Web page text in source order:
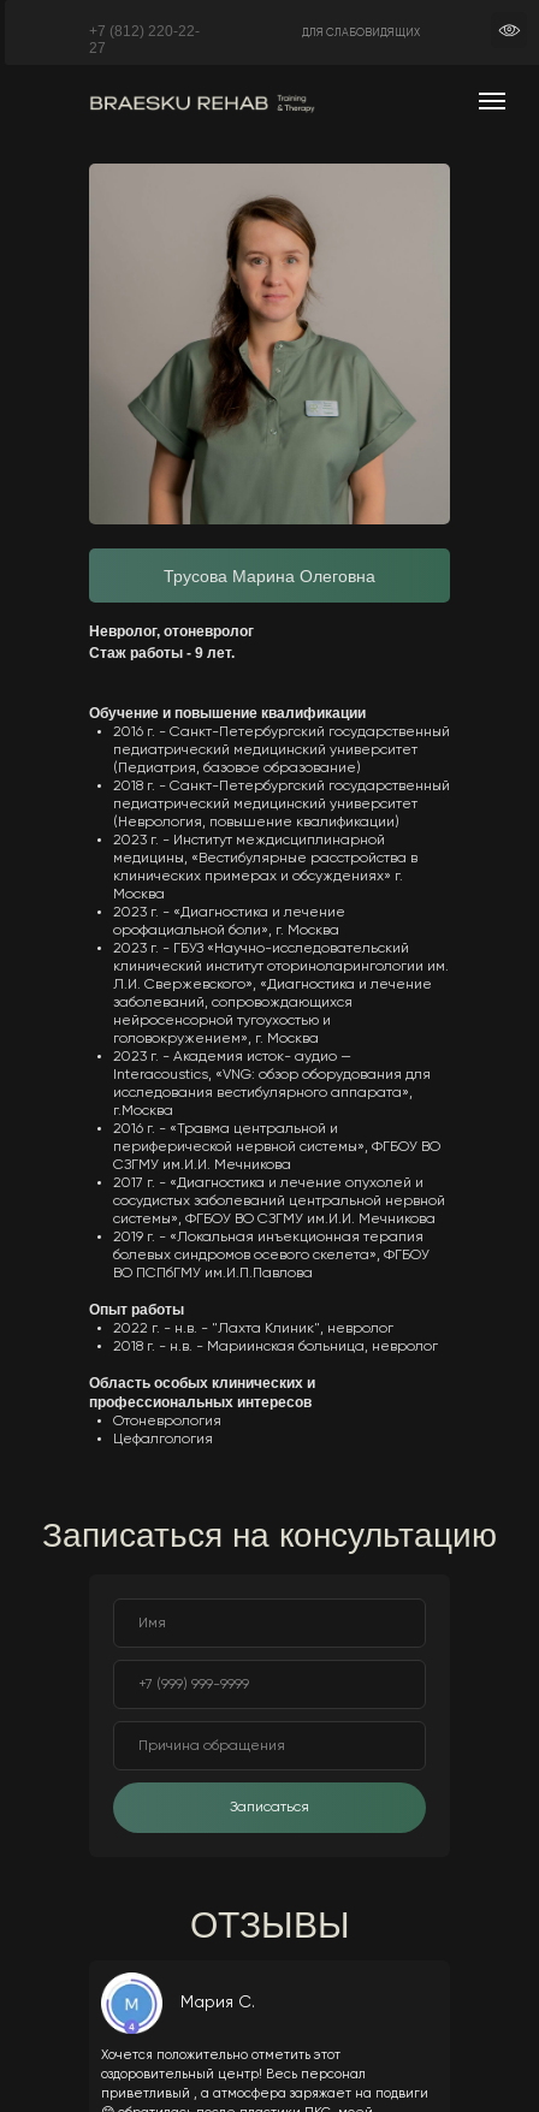
ДЛЯ СЛАБОВИДЯЩИХ
+7 (812) 220-22-
27
Обучение и повышение квалификации
2016 г. - Санкт-Петербургский государственный
педиатрический медицинский университет
(Педиатрия, базовое образование)
2018 г. - Санкт-Петербургский государственный
педиатрический медицинский университет
(Неврология, повышение квалификации)
2023 г. - Институт междисциплинарной
медицины, «Вестибулярные расстройства в
клинических примерах и обсуждениях» г.
Москва
2023 г. - «Диагностика и лечение
орофациальной боли», г. Москва
2023 г. - ГБУЗ «Научно-исследовательский
клинический институт оториноларингологии им.
Л.И. Свержевского», «Диагностика и лечение
заболеваний, сопровождающихся
нейросенсорной тугоухостью и
головокружением», г. Москва
2023 г. - Академия исток- аудио —
Interacoustics, «VNG: обзор оборудования для
исследования вестибулярного аппарата»,
г.Москва
2016 г. - «Травма центральной и
периферической нервной системы», ФГБОУ ВО
СЗГМУ им.И.И. Мечникова
2017 г. - «Диагностика и лечение опухолей и
сосудистых заболеваний центральной нервной
системы», ФГБОУ ВО СЗГМУ им.И.И. Мечникова
2019 г. - «Локальная инъекционная терапия
болевых синдромов осевого скелета», ФГБОУ
ВО ПСПбГМУ им.И.П.Павлова
Опыт работы
2022 г. - н.в. - "Лахта Клиник", невролог
2018 г. - н.в. - Мариинская больница, невролог
Область особых клинических и
профессиональных интересов
Отоневрология
Цефалгология
Невролог, отоневролог
Стаж работы - 9 лет.
Трусова Марина Олеговна
Записаться
Записаться на консультацию
ОТЗЫВЫ
Хочется положительно отметить этот
оздоровительный центр! Весь персонал
приветливый , а атмосфера заряжает на подвиги
Мария С.